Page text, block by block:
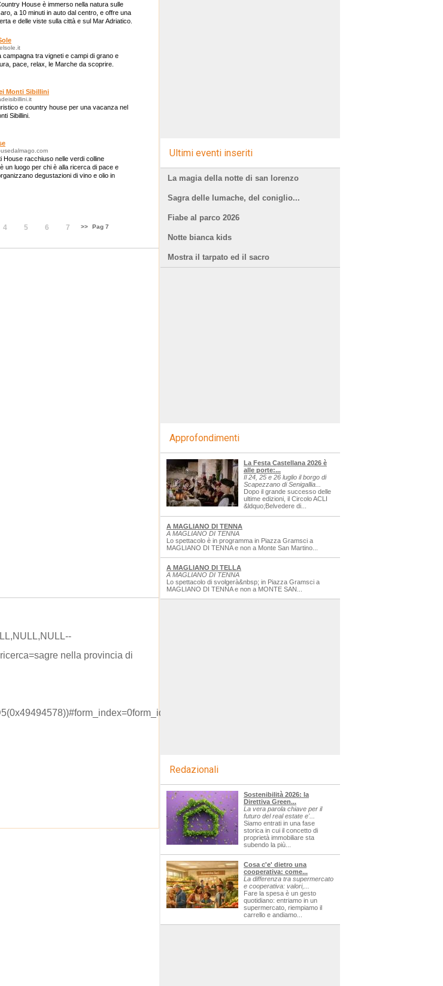
House è immerso nella natura sulle
a 10 minuti in auto dal centro, e offre una
e delle viste sulla città e sul Mar Adriatico.
campagna tra vigneti e campi di grano e
pace, relax, le Marche da scoprire.
Monti Sibillini
e country house per una vacanza nel
Sibillini.
House racchiuso nelle verdi colline
un luogo per chi è alla ricerca di pace e
degustazioni di vino e olio in
4 5 6 7 >> Pag 7
nella provincia di
Ultimi eventi inseriti
La magia della notte di san lorenzo
Sagra delle lumache, del coniglio...
Fiabe al parco 2026
Notte bianca kids
Mostra il tarpato ed il sacro
Approfondimenti
La Festa Castellana 2026 è
alle porte:...
Il 24, 25 e 26 luglio il borgo di
Scapezzano di Senigallia...
Dopo il grande successo delle
ultime edizioni, il Circolo ACLI
&ldquo;Belvedere di...
A MAGLIANO DI TENNA
A MAGLIANO DI TENNA
Lo spettacolo è in programma in Piazza Gramsci a
MAGLIANO DI TENNA e non a Monte San Martino...
A MAGLIANO DI TELLA
A MAGLIANO DI TENNA
Lo spettacolo di svolgerà&nbsp; in Piazza Gramsci a
MAGLIANO DI TENNA e non a MONTE SAN...
Redazionali
Sostenibilità 2026: la
Direttiva Green...
La vera parola chiave per il
futuro del real estate e'...
Siamo entrati in una fase
storica in cui il concetto di
proprietà immobiliare sta
subendo la più...
Cosa c'e' dietro una
cooperativa: come...
La differenza tra supermercato
e cooperativa: valori,...
Fare la spesa è un gesto
quotidiano: entriamo in un
supermercato, riempiamo il
carrello e andiamo...